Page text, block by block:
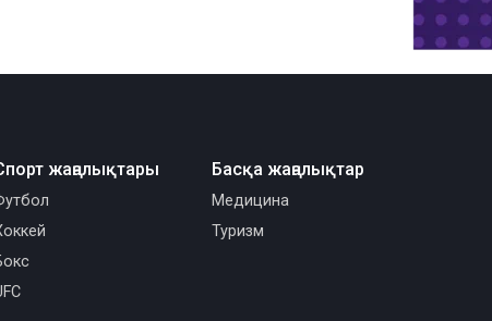
жаңалықтары Басқа жаңалықтар
Медицина
Туризм